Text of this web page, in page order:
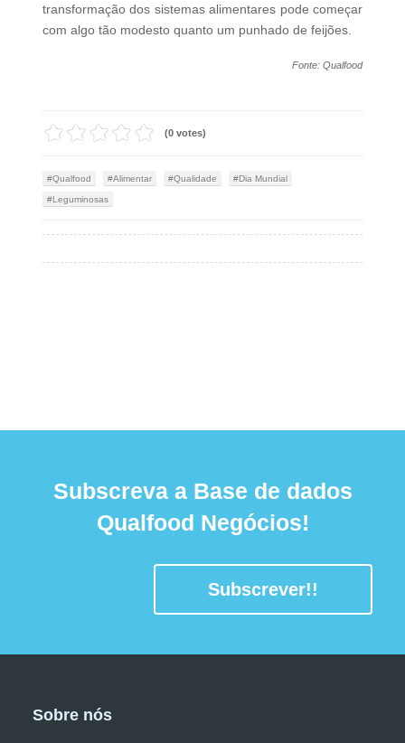
transformação dos sistemas alimentares pode começar
com algo tão modesto quanto um punhado de feijões.
Fonte: Qualfood
(0 votes)
Qualfood Alimentar Qualidade Dia Mundial
Leguminosas
Subscreva a Base de dados
Qualfood Negócios!
Subscrever!!
Sobre nós